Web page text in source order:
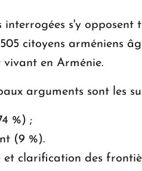
interrogées s'y
citoyens arméniens
en Arménie.
arguments sont les
%) ;
(9 %).
clarification des